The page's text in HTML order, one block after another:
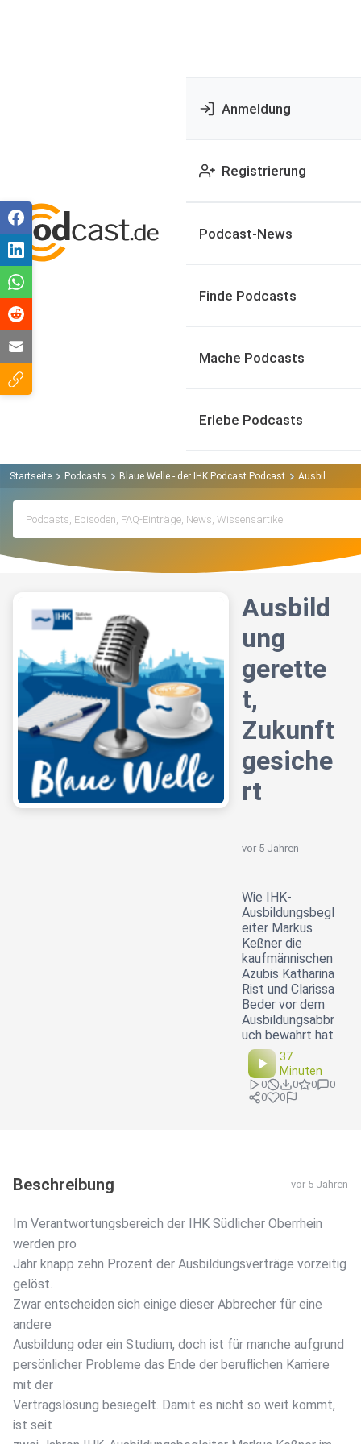
Anmeldung
Registrierung
Podcast-News
Finde Podcasts
Mache Podcasts
Erlebe Podcasts
Startseite Podcasts Blaue Welle - der IHK Podcast Podcast Ausbildung
Ausbild
ung
gerette
t,
Zukunft
gesiche
rt
vor 5 Jahren
Wie IHK-
Ausbildungsbegl
eiter Markus
Keßner die
kaufmännischen
Azubis Katharina
Rist und Clarissa
Beder vor dem
Ausbildungsabbr
uch bewahrt hat
37
Minuten
0 0 0
0
0
0
Beschreibung vor 5 Jahren
Im Verantwortungsbereich der IHK Südlicher Oberrhein
werden pro
Jahr knapp zehn Prozent der Ausbildungsverträge vorzeitig
gelöst.
Zwar entscheiden sich einige dieser Abbrecher für eine
andere
Ausbildung oder ein Studium, doch ist für manche aufgrund
persönlicher Probleme das Ende der beruflichen Karriere
mit der
Vertragslösung besiegelt. Damit es nicht so weit kommt,
ist seit